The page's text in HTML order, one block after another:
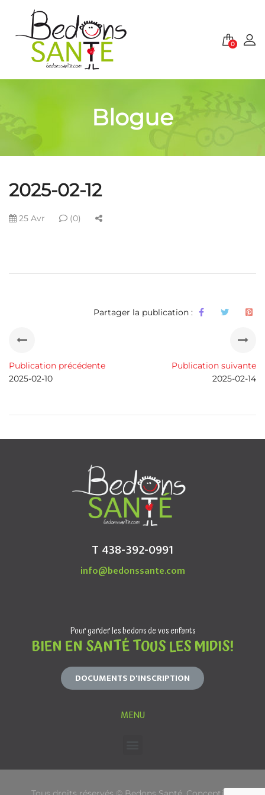
0
Blogue
2025-02-12
25 Avr (0)
Partager la publication :
Publication précédente
2025-02-10
Publication suivante
2025-02-14
T 438-392-0991
info@bedonssante.com
Pour garder les bedons de vos enfants
BIEN EN SANTÉ TOUS LES MIDIS!
DOCUMENTS D'INSCRIPTION
MENU